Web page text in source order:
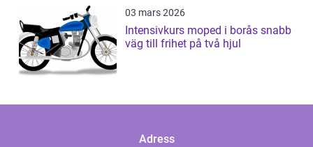
03 mars 2026
Intensivkurs moped i borås snabb
väg till frihet på två hjul
Adress